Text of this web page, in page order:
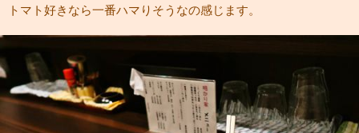
トマト好きなら一番ハマりそうなの感じます。